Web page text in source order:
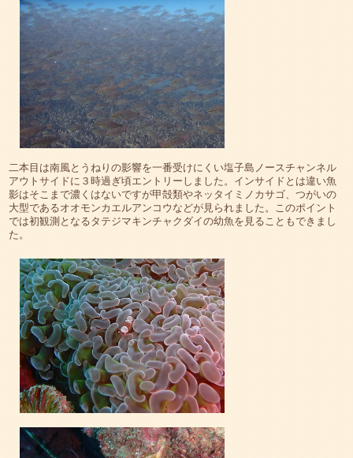
二本目は南風とうねりの影響を一番受けにくい塩子島ノースチャンネル
アウトサイドに３時過ぎ頃エントリーしました。インサイドとは違い魚
影はそこまで濃くはないですが甲殻類やネッタイミノカサゴ、つがいの
大型であるオオモンカエルアンコウなどが見られました。このポイント
では初観測となるタテジマキンチャクダイの幼魚を見ることもできまし
た。